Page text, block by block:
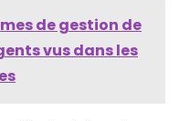
de gestion de
vus dans les